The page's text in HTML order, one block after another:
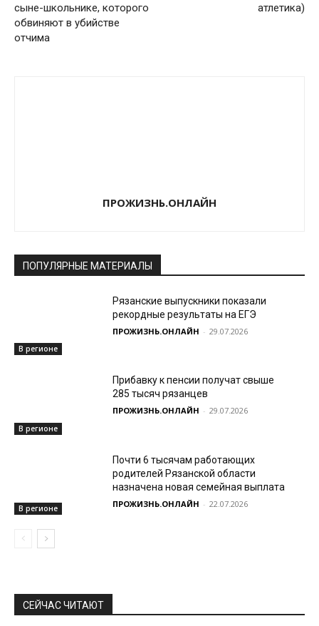
сыне-школьнике, которого
обвиняют в убийстве
отчима
атлетика)
ПРОЖИЗНЬ.ОНЛАЙН
ПОПУЛЯРНЫЕ МАТЕРИАЛЫ
В регионе
Рязанские выпускники показали
рекордные результаты на ЕГЭ
ПРОЖИЗНЬ.ОНЛАЙН - 29.07.2026
В регионе
Прибавку к пенсии получат свыше
285 тысяч рязанцев
ПРОЖИЗНЬ.ОНЛАЙН - 29.07.2026
В регионе
Почти 6 тысячам работающих
родителей Рязанской области
назначена новая семейная выплата
ПРОЖИЗНЬ.ОНЛАЙН - 22.07.2026
СЕЙЧАС ЧИТАЮТ